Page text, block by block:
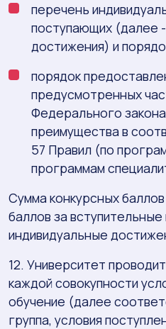
перечень
поступающих (далее
достижения) и
порядок
предусмотренных
Федерального
преимущества в
57 Правил (по
программам
Сумма конкурсных
баллов за вступительные
индивидуальные
12. Университет
каждой совокупности
обучение (далее
группа, условия